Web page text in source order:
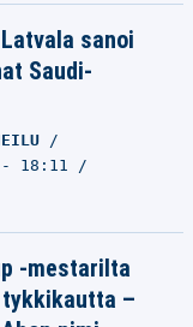
sanoi
Saudi-
- 18:11
-mestarilta
–